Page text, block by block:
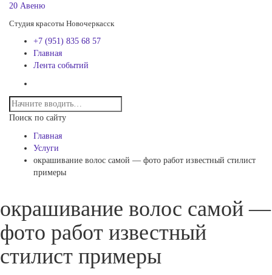
20 Авеню
Студия красоты Новочеркасск
+7 (951) 835 68 57
Главная
Лента событий
Поиск по сайту
Главная
Услуги
окрашивание волос самой — фото работ известный стилист
примеры
окрашивание волос самой —
фото работ известный
стилист примеры